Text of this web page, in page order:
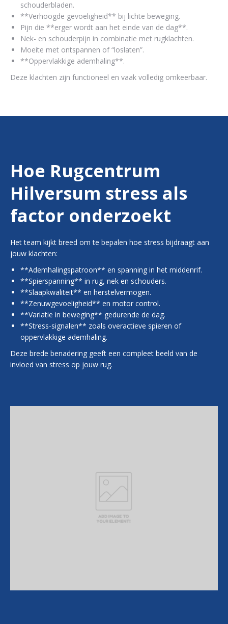
schouderbladen.
**Verhoogde gevoeligheid** bij lichte beweging.
Pijn die **erger wordt aan het einde van de dag**.
Nek- en schouderpijn in combinatie met rugklachten.
Moeite met ontspannen of “loslaten”.
**Oppervlakkige ademhaling**.
Deze klachten zijn functioneel en vaak volledig omkeerbaar.
Hoe Rugcentrum
Hilversum stress als
factor onderzoekt
Het team kijkt breed om te bepalen hoe stress bijdraagt aan
jouw klachten:
**Ademhalingspatroon** en spanning in het middenrif.
**Spierspanning** in rug, nek en schouders.
**Slaapkwaliteit** en herstelvermogen.
**Zenuwgevoeligheid** en motor control.
**Variatie in beweging** gedurende de dag.
**Stress-signalen** zoals overactieve spieren of
oppervlakkige ademhaling.
Deze brede benadering geeft een compleet beeld van de
invloed van stress op jouw rug.